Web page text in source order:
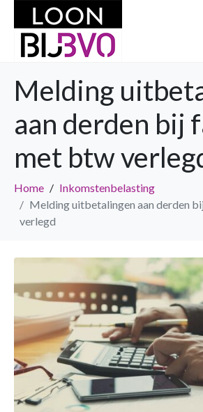
Melding
aan derden bij
met btw
Home
Inkomstenbelasting
Melding uitbetalingen aan derden
verlegd